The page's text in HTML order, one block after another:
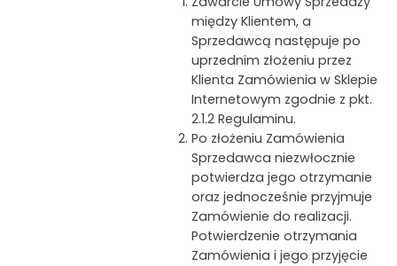
między Klientem, a
Sprzedawcą następuje po
uprzednim złożeniu przez
Klienta Zamówienia w Sklepie
Internetowym zgodnie z pkt.
2.1.2 Regulaminu.
Po złożeniu Zamówienia
Sprzedawca niezwłocznie
potwierdza jego otrzymanie
oraz jednocześnie przyjmuje
Zamówienie do realizacji.
Potwierdzenie otrzymania
Zamówienia i jego przyjęcie